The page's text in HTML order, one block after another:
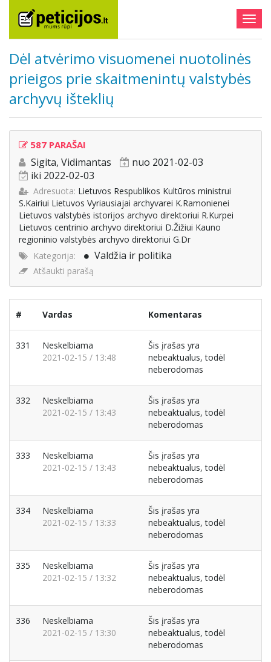
Dėl atvėrimo visuomenei nuotolinės
prieigos prie skaitmenintų valstybės
archyvų išteklių
587 PARAŠAI
Sigita, Vidimantas
nuo 2021-02-03
iki 2022-02-03
Adresuota: Lietuvos Respublikos Kultūros ministrui
S.Kairiui Lietuvos Vyriausiajai archyvarei K.Ramonienei
Lietuvos valstybės istorijos archyvo direktoriui R.Kurpei
Lietuvos centrinio archyvo direktoriui D.Žižiui Kauno
regioninio valstybės archyvo direktoriui G.Dr
Kategorija:
Valdžia ir politika
Atšaukti parašą
# Vardas Komentaras
331
Neskelbiama
2021-02-15 / 13:48
Šis įrašas yra
nebeaktualus, todėl
neberodomas
332
Neskelbiama
2021-02-15 / 13:43
Šis įrašas yra
nebeaktualus, todėl
neberodomas
333
Neskelbiama
2021-02-15 / 13:43
Šis įrašas yra
nebeaktualus, todėl
neberodomas
334
Neskelbiama
2021-02-15 / 13:33
Šis įrašas yra
nebeaktualus, todėl
neberodomas
335
Neskelbiama
2021-02-15 / 13:32
Šis įrašas yra
nebeaktualus, todėl
neberodomas
336
Neskelbiama
2021-02-15 / 13:30
Šis įrašas yra
nebeaktualus, todėl
neberodomas